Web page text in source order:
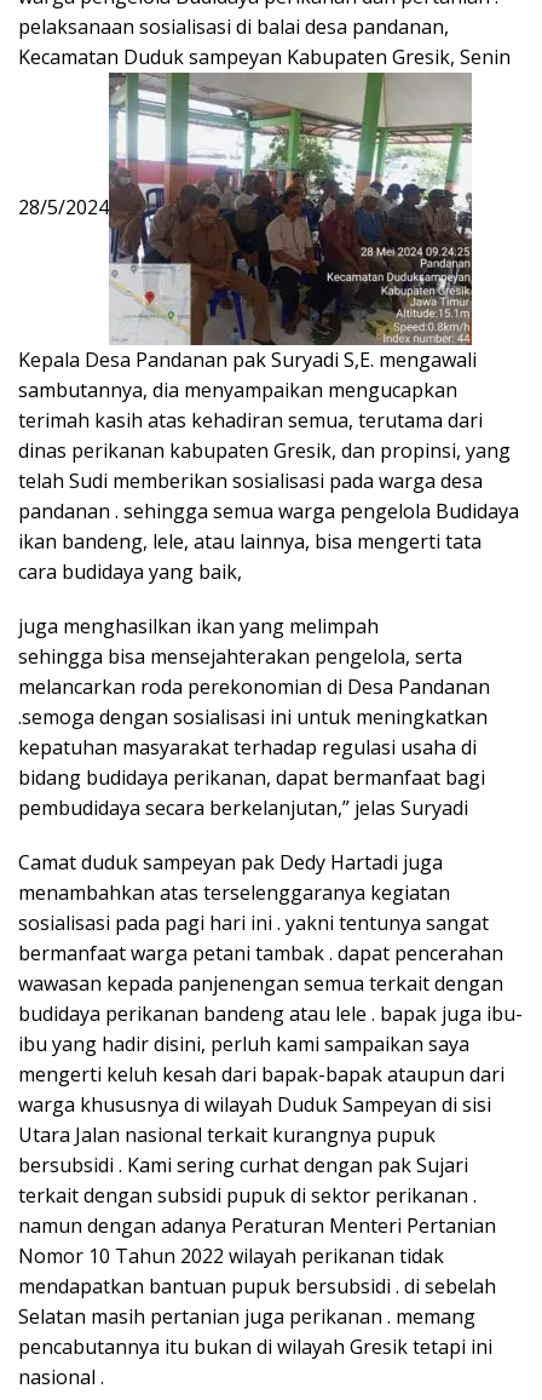
pelaksanaan sosialisasi di balai desa pandanan,
Kecamatan Duduk sampeyan Kabupaten Gresik, Senin
28/5/2024
Kepala Desa Pandanan pak Suryadi S,E. mengawali
sambutannya, dia menyampaikan mengucapkan
terimah kasih atas kehadiran semua, terutama dari
dinas perikanan kabupaten Gresik, dan propinsi, yang
telah Sudi memberikan sosialisasi pada warga desa
pandanan . sehingga semua warga pengelola Budidaya
ikan bandeng, lele, atau lainnya, bisa mengerti tata
cara budidaya yang baik,
juga menghasilkan ikan yang melimpah
sehingga bisa mensejahterakan pengelola, serta
melancarkan roda perekonomian di Desa Pandanan
.semoga dengan sosialisasi ini untuk meningkatkan
kepatuhan masyarakat terhadap regulasi usaha di
bidang budidaya perikanan, dapat bermanfaat bagi
pembudidaya secara berkelanjutan,” jelas Suryadi
Camat duduk sampeyan pak Dedy Hartadi juga
menambahkan atas terselenggaranya kegiatan
sosialisasi pada pagi hari ini . yakni tentunya sangat
bermanfaat warga petani tambak . dapat pencerahan
wawasan kepada panjenengan semua terkait dengan
budidaya perikanan bandeng atau lele . bapak juga ibu-
ibu yang hadir disini, perluh kami sampaikan saya
mengerti keluh kesah dari bapak-bapak ataupun dari
warga khususnya di wilayah Duduk Sampeyan di sisi
Utara Jalan nasional terkait kurangnya pupuk
bersubsidi . Kami sering curhat dengan pak Sujari
terkait dengan subsidi pupuk di sektor perikanan .
namun dengan adanya Peraturan Menteri Pertanian
Nomor 10 Tahun 2022 wilayah perikanan tidak
mendapatkan bantuan pupuk bersubsidi . di sebelah
Selatan masih pertanian juga perikanan . memang
pencabutannya itu bukan di wilayah Gresik tetapi ini
nasional .